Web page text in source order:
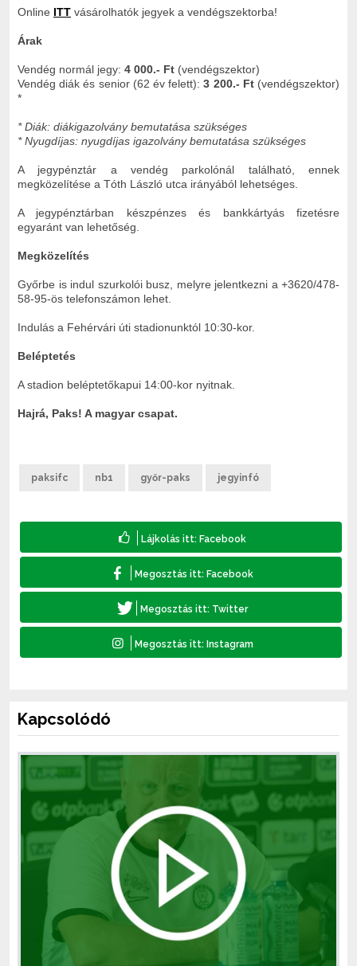
Online ITT vásárolhatók jegyek a vendégszektorba!
Árak
Vendég normál jegy: 4 000.- Ft (vendégszektor)
Vendég diák és senior (62 év felett): 3 200.- Ft (vendégszektor)
*
* Diák: diákigazolvány bemutatása szükséges
* Nyugdíjas: nyugdíjas igazolvány bemutatása szükséges
A jegypénztár a vendég parkolónál található, ennek
megközelítése a Tóth László utca irányából lehetséges.
A jegypénztárban készpénzes és bankkártyás fizetésre
egyaránt van lehetőség.
Megközelítés
Győrbe is indul szurkolói busz, melyre jelentkezni a +3620/478-
58-95-ös telefonszámon lehet.
Indulás a Fehérvári úti stadionunktól 10:30-kor.
Beléptetés
A stadion beléptetőkapui 14:00-kor nyitnak.
Hajrá, Paks! A magyar csapat.
paksifc nb1 győr-paks jegyinfó
Kapcsolódó